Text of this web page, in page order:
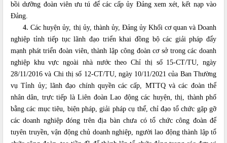
bồi dưỡng đoàn viên ưu tú để các cấp ủy Đảng xem xét, kết nạp vào
Đảng.
4. Các huyện ủy, thị ủy, thành ủy, Đảng ủy Khối cơ quan và Doanh
nghiệp tỉnh tiếp tục lãnh đạo triển khai đồng bộ các giải pháp đẩy
mạnh phát triển đoàn viên, thành lập công đoàn cơ sở trong các doanh
nghiệp khu vực ngoài nhà nước theo Chỉ thị số 15-CT/TU, ngày
28/11/2016 và Chi thị số 12-CT/TU, ngày 10/11/2021 của Ban Thường
vụ Tỉnh ủy; lãnh đạo chính quyền các cấp, MTTQ và các đoàn thể
nhân dân, trực tiếp là Liên đoàn Lao động các huyện, thị, thành phố
bằng các mục tiêu, biện pháp, giải pháp cụ thể, chỉ đạo tổ chức gặp gỡ
các doanh nghiệp đóng trên địa bàn chưa có tổ chức công đoàn để
tuyên truyền, vận động chủ doanh nghiệp, người lao động thành lập tổ